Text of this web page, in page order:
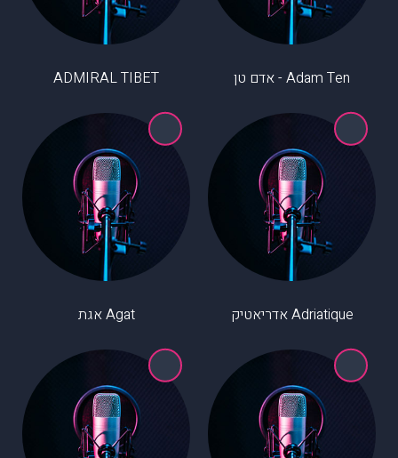
Adam Ten - אדם טן ADMIRAL TIBET
Adriatique אדריאטיק Agat אגת